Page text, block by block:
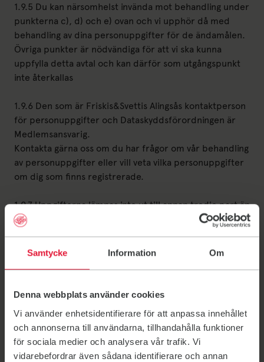
Samtycke Information Om
Denna webbplats använder cookies
Vi använder enhetsidentifierare för att anpassa innehållet
och annonserna till användarna, tillhandahålla funktioner
för sociala medier och analysera vår trafik. Vi
vidarebefordrar även sådana identifierare och annan
1.9.5 Du kan närsomhelst invända mot behandling under
punkterna c), d) och e) ovan och vi upphör då med
behandling av dina personuppgifter för de ändamålen.
Övriga punkter är nödvändiga för att vi ska kunna
uppfylla detta avtal och kan därför som utgångspunkt
inte återkallas
1.9.6 Den som är Friskis&Svettis Alingsås kontaktperson
för personuppgifter och Dataskyddsförordningen är
Medlemsansvarig.
Kontakta gärna oss om du har frågor om vår behandling
av personuppgifter eller vill veta vilka personuppgifter
om dig som finns registrerade.
1.9.7 Uppgifterna lämnas inte ut till annan tredje part än
Friskis&Svettis Riks, annan Friskis-förening,
distribution av e-post, eller tredjepartsföretag som
hjälper oss att tillhandahålla tjänster som t.ex. utskick
vårdnadshavare skriftligen godkänna att vi behandlar
dina personuppgifter enligt ovan.